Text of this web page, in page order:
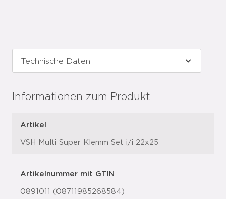
Informationen zum Produkt
Artikel
VSH Multi Super Klemm Set i/i 22x25
Artikelnummer mit GTIN
0891011 (08711985268584)